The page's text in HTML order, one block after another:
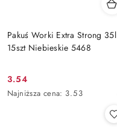
Pakuś Worki Extra Strong 35l
15szt Niebieskie 5468
Cena
promocyjna:
3.54
Najniższa
Najniższa cena: 3.53